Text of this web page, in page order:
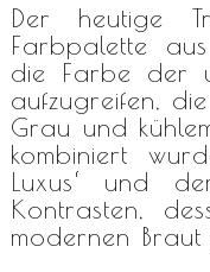
Der heutige
Farbpalette
die Farbe der
aufzugreifen,
Grau und
kombiniert
Luxus‘ und
Kontrasten,
modernen